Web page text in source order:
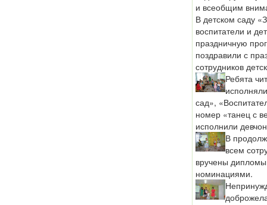
и всеобщим
В детском саду
воспитатели и
праздничную
поздравили с
сотрудников
Ребята
сад»,
номер «танец с
исполнили
В
всем
вручены
номинациями.